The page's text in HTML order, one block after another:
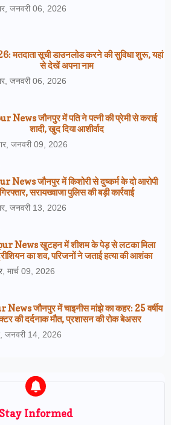
जनवरी 06, 2026
मतदाता सूची डाउनलोड करने की सुविधा शुरू, यहां
से देखें अपना नाम
जनवरी 06, 2026
News जौनपुर में पति ने पत्नी की प्रेमी से कराई
शादी, खुद दिया आशीर्वाद
जनवरी 09, 2026
News जौनपुर में किशोरी से दुष्कर्म के दो आरोपी
सरायख्वाजा पुलिस की बड़ी कार्रवाई
जनवरी 13, 2026
News खुटहन में शीशम के पेड़ से लटका मिला
का शव, परिजनों ने जताई हत्या की आशंका
मार्च 09, 2026
जौनपुर में चाइनीस मांझे का कहर: 25 वर्षीय
डॉक्टर की दर्दनाक मौत, प्रशासन की रोक बेअसर
जनवरी 14, 2026
Stay Informed